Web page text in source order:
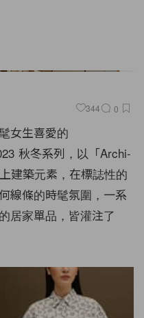
344 0
女生喜愛的
秋冬系列，以「Archi-
建築元素，在標誌性的
線條的時髦氛圍，一系
居家單品，皆灌注了